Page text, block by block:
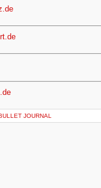
JOURNAL